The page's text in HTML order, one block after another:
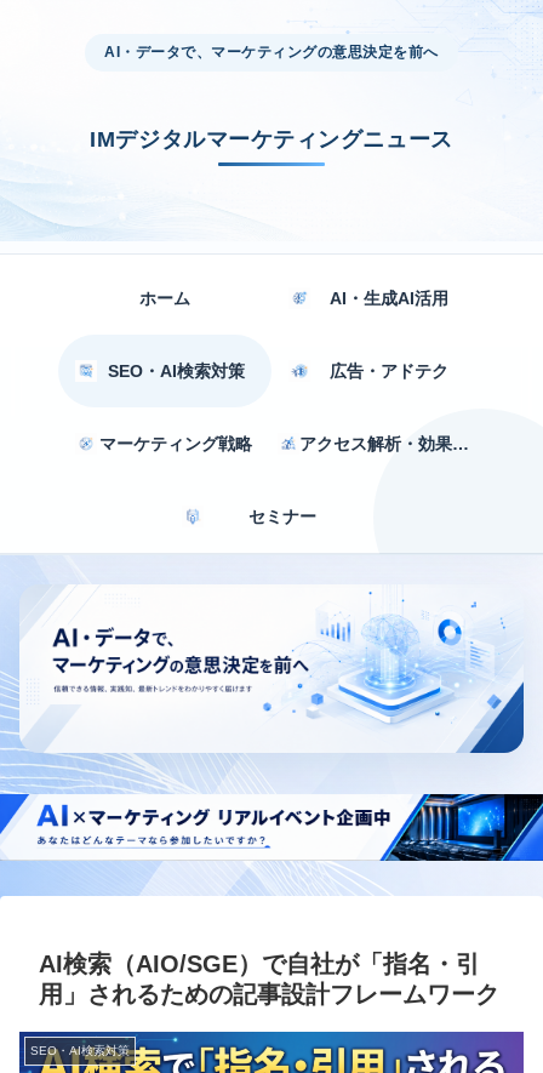
AI・データで、マーケティングの意思決定を前へ
IMデジタルマーケティングニュース
ホーム AI・生成AI活用
SEO・AI検索対策 広告・アドテク
マーケティング戦略 アクセス解析・効果測定
セミナー
AI検索（AIO/SGE）で自社が「指名・引
用」されるための記事設計フレームワーク
SEO・AI検索対策